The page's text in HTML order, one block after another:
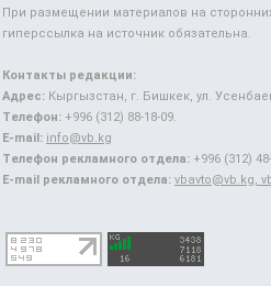
При размещении материалов на
гиперссылка на источник обязательна.
Контакты редакции:
Адрес: Кыргызстан, г. Бишкек, ул.
Телефон: +996 (312) 88-18-09.
E-mail: info@vb.kg
Телефон рекламного отдела: +996 (312)
E-mail рекламного отдела: vbavto@vb.kg,